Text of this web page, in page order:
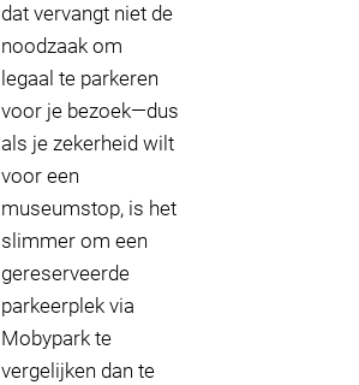
dat vervangt niet de
noodzaak om
legaal te parkeren
voor je bezoek—dus
als je zekerheid wilt
voor een
museumstop, is het
slimmer om een
gereserveerde
parkeerplek via
Mobypark te
vergelijken dan te